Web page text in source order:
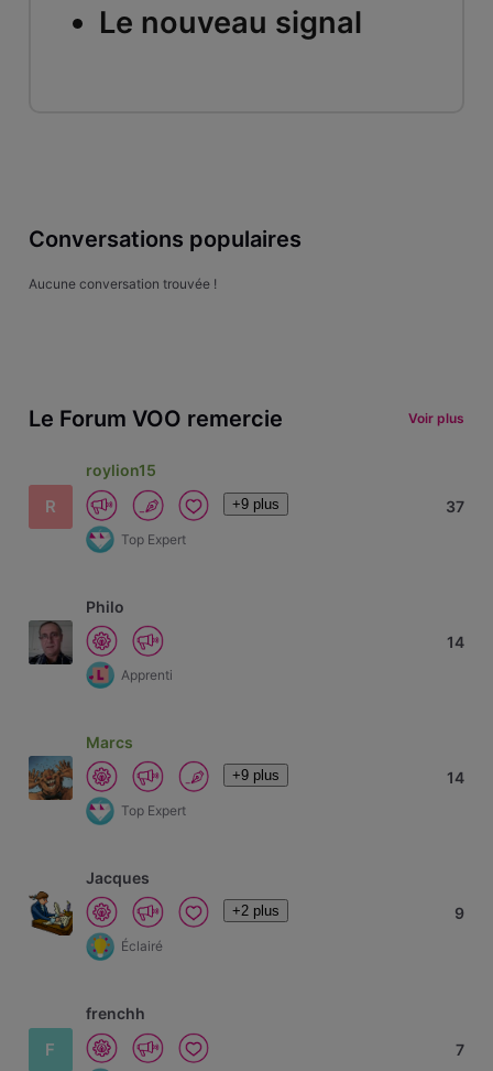
Le nouveau signal
Conversations populaires
Aucune conversation trouvée !
Le Forum VOO remercie Voir plus
R
roylion15
+9 plus
Top Expert
37
Philo
Apprenti
14
Marcs
+9 plus
Top Expert
14
Jacques
+2 plus
Éclairé
9
F
frenchh
7